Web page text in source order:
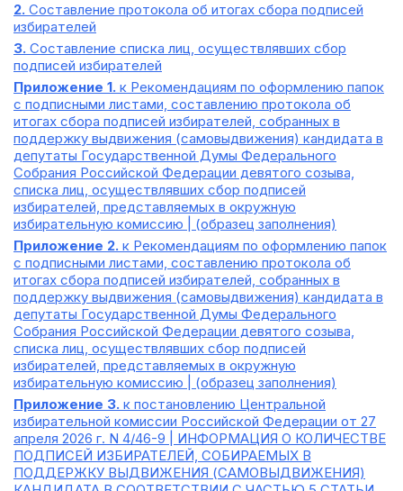
2. Составление протокола об итогах сбора подписей
избирателей
3. Составление списка лиц, осуществлявших сбор
подписей избирателей
Приложение 1. к Рекомендациям по оформлению папок
с подписными листами, составлению протокола об
итогах сбора подписей избирателей, собранных в
поддержку выдвижения (самовыдвижения) кандидата в
депутаты Государственной Думы Федерального
Собрания Российской Федерации девятого созыва,
списка лиц, осуществлявших сбор подписей
избирателей, представляемых в окружную
избирательную комиссию | (образец заполнения)
Приложение 2. к Рекомендациям по оформлению папок
с подписными листами, составлению протокола об
итогах сбора подписей избирателей, собранных в
поддержку выдвижения (самовыдвижения) кандидата в
депутаты Государственной Думы Федерального
Собрания Российской Федерации девятого созыва,
списка лиц, осуществлявших сбор подписей
избирателей, представляемых в окружную
избирательную комиссию | (образец заполнения)
Приложение 3. к постановлению Центральной
избирательной комиссии Российской Федерации от 27
апреля 2026 г. N 4/46-9 | ИНФОРМАЦИЯ О КОЛИЧЕСТВЕ
ПОДПИСЕЙ ИЗБИРАТЕЛЕЙ, СОБИРАЕМЫХ В
ПОДДЕРЖКУ ВЫДВИЖЕНИЯ (САМОВЫДВИЖЕНИЯ)